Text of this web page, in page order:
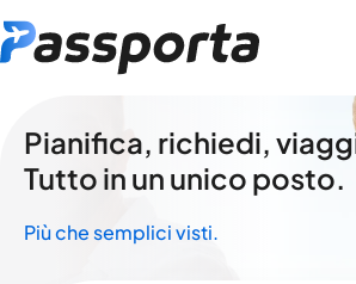
Pianifica, richiedi,
Tutto in un unico posto.
Più che semplici visti.